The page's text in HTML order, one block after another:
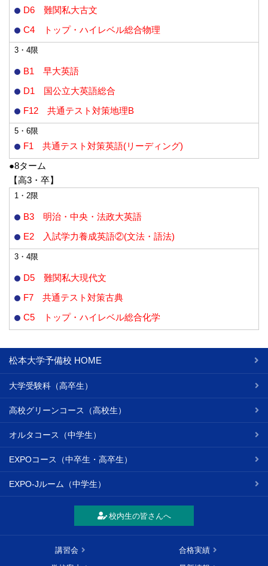
D6 難関私大古文
C4 トップ・ハイレベル総合物理
3・4限
B1 早大英語
D1 国公立大英語総合
F12 共通テスト対策地理B
5・6限
F1 共通テスト対策英語(リーディング)
●8ターム
【高3・卒】
1・2限
B3 明治・中央・法政大英語
E2 入試学力養成英語②(文法・語法)
3・4限
D5 難関私大現代文
F7 共通テスト対策古典
C5 トップ・ハイレベル総合化学
松本大学予備校 HOME
大学受験科（高卒生）
高校グリーンコース（高校生）
オルタコース（中学生）
EXPOコース（中卒生・高卒生）
EXPO-Jルーム（中学生）
校内生の皆さんへ
講習会
合格実績